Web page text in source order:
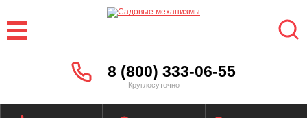
8 (800) 333-06-55
Круглосуточно